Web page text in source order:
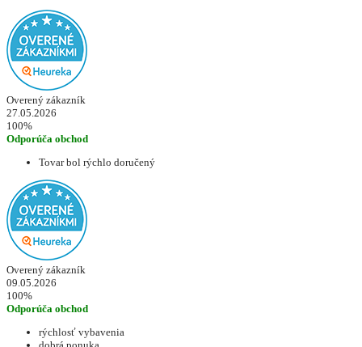
Overený zákazník
27.05.2026
100%
Odporúča obchod
Tovar bol rýchlo doručený
Overený zákazník
09.05.2026
100%
Odporúča obchod
rýchlosť vybavenia